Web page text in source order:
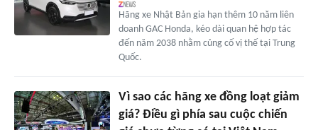
Hãng xe Nhật Bản gia hạn thêm 10 năm liên
doanh GAC Honda, kéo dài quan hệ hợp tác
đến năm 2038 nhằm củng cố vị thế tại Trung
Quốc.
Vì sao các hãng xe đồng loạt giảm
giá? Điều gì phía sau cuộc chiến